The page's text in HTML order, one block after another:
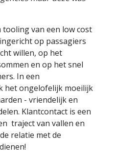
tooling van een low cost
op passagiers
willen, op het
en op het snel
In een
het ongelofelijk moeilijk
- vriendelijk en
Klantcontact is een
traject van vallen en
relatie met de